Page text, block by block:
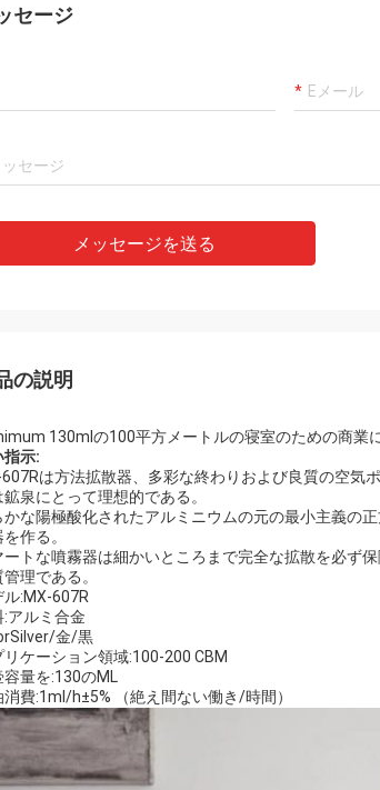
セージ
メッセージを送る
の説明
130mlの100平方メートルの寝室のための商業
指示:
は方法拡散器、多彩な終わりおよび良質の空気
鉱泉にとって理想的である。
かな陽極酸化されたアルミニウムの元の最小主義の
作る。
ートな噴霧器は細かいところまで完全な拡散を必ず
理である。
ル:MX-607R
:アルミ合金
金/黒
リケーション領域:100-200 CBM
容量を:130のML
消費:1ml/h±5% （絶え間ない働き/時間）